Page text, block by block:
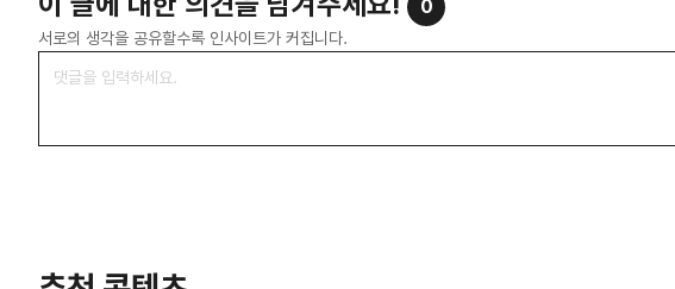
0
서로의 생각을 공유할수록 인사이트가 커집니다.